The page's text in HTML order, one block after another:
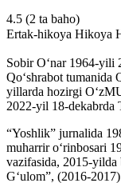
4.5 (2 ta baho)
Ertak-hikoya Hikoya
Sobir O‘nar 1964-yili
Qo‘shrabot tumanida
yillarda hozirgi
2022-yil 18-dekabrda
“Yoshlik” jurnalida
muharrir o‘rinbosari
vazifasida, 2015-yilda
G‘ulom”, (2016-